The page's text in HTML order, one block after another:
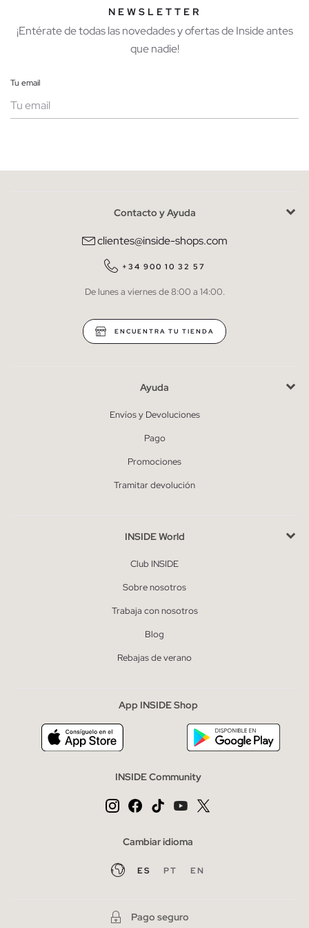
NEWSLETTER
¡Entérate de todas las novedades y ofertas de Inside antes
que nadie!
Tu email
He leído y entiendo lapolítica de privacidad
QUIERO SUSCRIBIRME
* Puedes cancelar la suscripción en cualquier momento.
Contacto y Ayuda
clientes@inside-shops.com
+34 900 10 32 57
De lunes a viernes de 8:00 a 14:00.
ENCUENTRA TU TIENDA
Ayuda
Envíos y Devoluciones
Pago
Promociones
Tramitar devolución
INSIDE World
Club INSIDE
Sobre nosotros
Trabaja con nosotros
Blog
Rebajas de verano
App INSIDE Shop
INSIDE Community
Cambiar idioma
ES PT EN
Pago seguro